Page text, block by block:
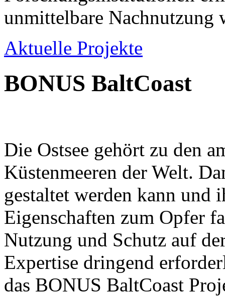
unmittelbare Nachnutzung
Aktuelle Projekte
BONUS BaltCoast
Die Ostsee gehört zu den
Küstenmeeren der Welt.
gestaltet werden kann
Eigenschaften zum Opfer
Nutzung und Schutz auf
Expertise dringend
das BONUS BaltCoast